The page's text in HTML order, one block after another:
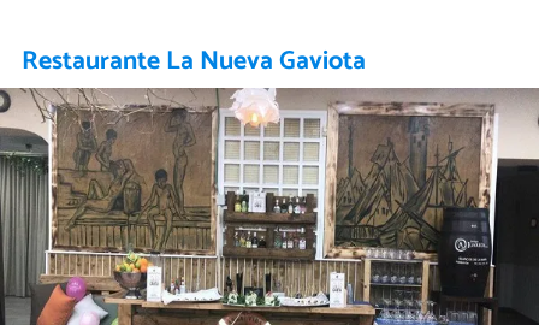
Restaurante La Nueva Gaviota